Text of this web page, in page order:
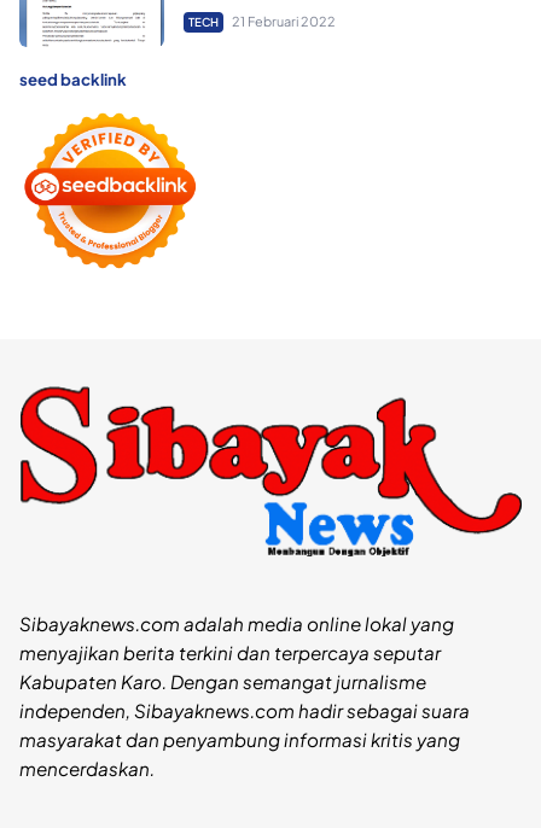
TECH 21 Februari 2022
seed backlink
Sibayaknews.com adalah media online lokal yang
menyajikan berita terkini dan terpercaya seputar
Kabupaten Karo. Dengan semangat jurnalisme
independen, Sibayaknews.com hadir sebagai suara
masyarakat dan penyambung informasi kritis yang
mencerdaskan.